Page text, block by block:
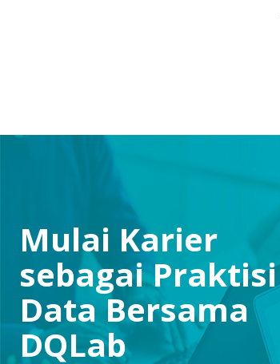
Mulai Karier
sebagai Praktisi
Data Bersama
DQLab